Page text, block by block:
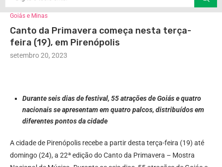
Goiás e Minas
Canto da Primavera começa nesta terça-
feira (19), em Pirenópolis
setembro 20, 2023
Durante seis dias de festival, 55 atrações de Goiás e quatro
nacionais se apresentam em quatro palcos, distribuídos em
diferentes pontos da cidade
A cidade de Pirenópolis recebe a partir desta terça-feira (19) até
domingo (24), a 22ª edição do Canto da Primavera – Mostra